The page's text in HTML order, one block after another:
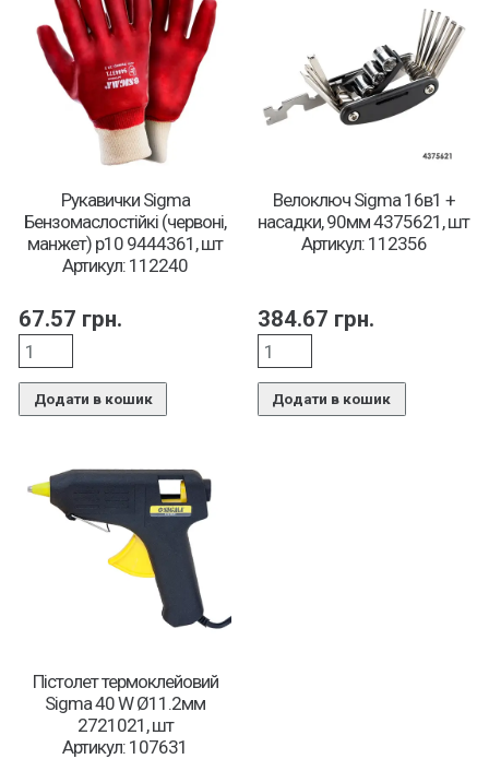
Рукавички Sigma
Бензомаслостійкі (червоні,
манжет) р10 9444361, шт
Артикул: 112240
67.57 грн.
Додати в кошик
Велоключ Sigma 16в1 +
насадки, 90мм 4375621, шт
Артикул: 112356
384.67 грн.
Додати в кошик
Пістолет термоклейовий
Sigma 40 W Ø11.2мм
2721021, шт
Артикул: 107631